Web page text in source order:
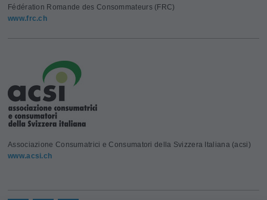
Fédération Romande des Consommateurs (FRC)
www.frc.ch
Associazione Consumatrici e Consumatori della Svizzera Italiana (acsi)
www.acsi.ch